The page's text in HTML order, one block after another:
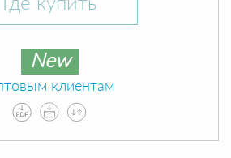
Где купить
New
клиентам